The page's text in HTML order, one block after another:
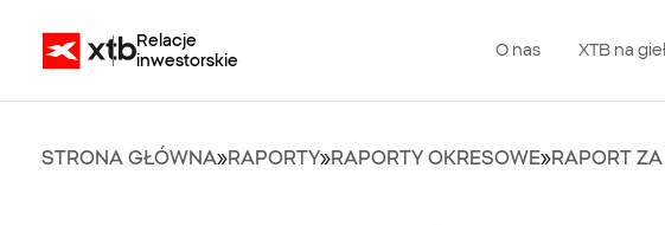
Relacje
inwestorskie
O nas XTB na
STRONA GŁÓWNA»RAPORTY»RAPORTY OKRESOWE»RAPORT